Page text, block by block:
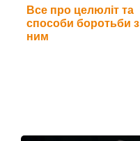
Все про целюліт та
способи боротьби з
ним